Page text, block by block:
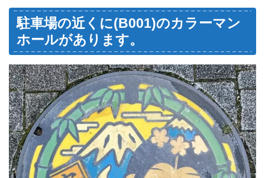
駐車場の近くに(B001)のカラーマン
ホールがあります。